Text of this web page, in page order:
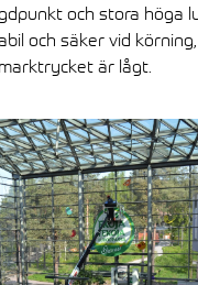
och stora höga
och säker vid
är lågt.